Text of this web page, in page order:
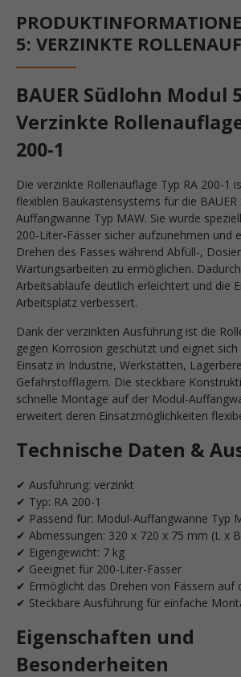
5: VERZINKTE
BAUER Südlohn Modul
Verzinkte
200-1
Die verzinkte Rollenauflage Typ RA 200-1
flexiblen Baukastensystems für die
Auffangwanne Typ MAW. Sie wurde
200-Liter-Fässer sicher aufzunehmen und
Drehen des Fasses während Abfüll-,
Wartungsarbeiten zu ermöglichen.
Arbeitsabläufe deutlich erleichtert und die
Arbeitsplatz verbessert.
Dank der verzinkten Ausführung ist die
gegen Korrosion geschützt und eignet
Einsatz in Industrie, Werkstätten,
Gefahrstofflagern. Die steckbare
schnelle Montage auf der Modul-
erweitert deren Einsatzmöglichkeiten
Technische Daten &
✔ Ausführung: verzinkt
✔ Typ: RA 200-1
✔ Passend für: Modul-Auffangwanne Typ
✔ Abmessungen: 320 x 720 x 75 mm (L x
✔ Eigengewicht: 7 kg
✔ Geeignet für 200-Liter-Fässer
✔ Ermöglicht das Drehen von Fässern auf
✔ Steckbare Ausführung für einfache
Eigenschaften und
Besonderheiten